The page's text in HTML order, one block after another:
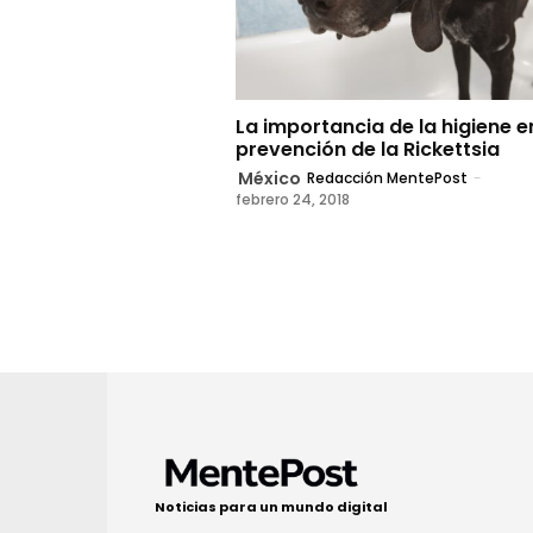
La importancia de la higiene
prevención de la Rickettsia
México Redacción MentePost -
febrero 24, 2018
Noticias para un mundo digital